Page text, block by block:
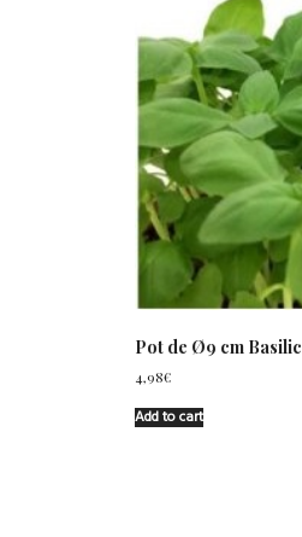
Pot de Ø9 cm Basilic
4,98€
Add to cart